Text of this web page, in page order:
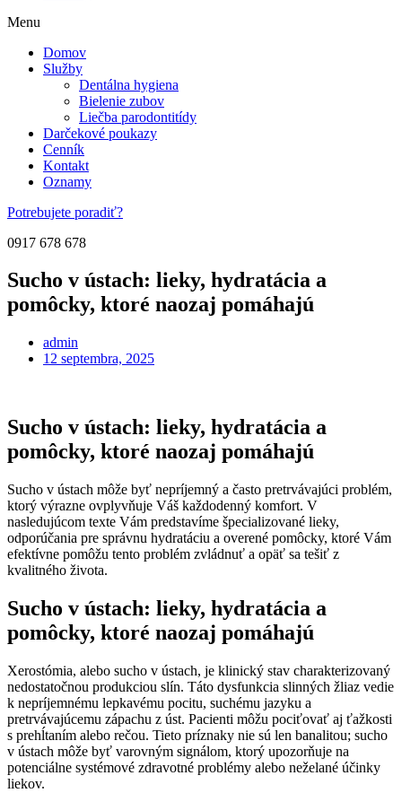
Menu
Domov
Služby
Dentálna hygiena
Bielenie zubov
Liečba parodontitídy
Darčekové poukazy
Cenník
Kontakt
Oznamy
Potrebujete poradiť?
0917 678 678
Sucho v ústach: lieky, hydratácia a
pomôcky, ktoré naozaj pomáhajú
admin
12 septembra, 2025
Sucho v ústach: lieky, hydratácia a
pomôcky, ktoré naozaj pomáhajú
Sucho v ústach môže byť nepríjemný a často pretrvávajúci problém,
ktorý výrazne ovplyvňuje Váš každodenný komfort. V
nasledujúcom texte Vám predstavíme špecializované lieky,
odporúčania pre správnu hydratáciu a overené pomôcky, ktoré Vám
efektívne pomôžu tento problém zvládnuť a opäť sa tešiť z
kvalitného života.
Sucho v ústach: lieky, hydratácia a
pomôcky, ktoré naozaj pomáhajú
Xerostómia, alebo sucho v ústach, je klinický stav charakterizovaný
nedostatočnou produkciou slín. Táto dysfunkcia slinných žliaz vedie
k nepríjemnému lepkavému pocitu, suchému jazyku a
pretrvávajúcemu zápachu z úst. Pacienti môžu pociťovať aj ťažkosti
s prehĺtaním alebo rečou. Tieto príznaky nie sú len banalitou; sucho
v ústach môže byť varovným signálom, ktorý upozorňuje na
potenciálne systémové zdravotné problémy alebo neželané účinky
liekov.